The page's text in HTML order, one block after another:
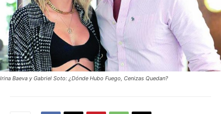
Irina Baeva y Gabriel Soto: ¿Dónde Hubo Fuego, Cenizas Quedan?